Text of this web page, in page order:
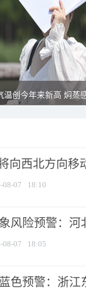
温创今年来新高 焖蒸
向西北方向移
08-07 18:10
风险预警：河
08-07 18:05
色预警：浙江